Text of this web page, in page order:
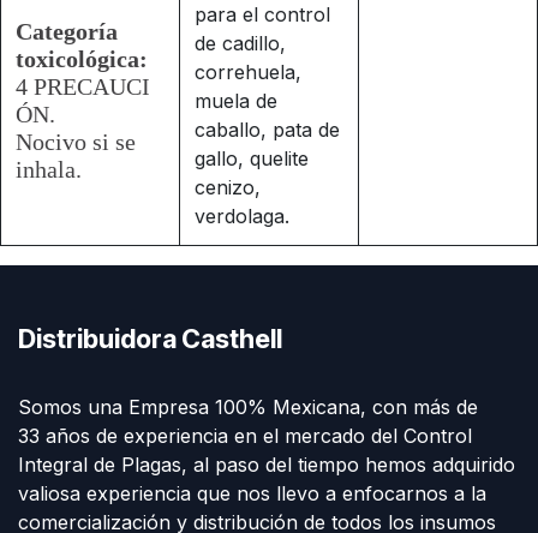
Categoría
toxicológica:
4 PRECAUCI
ÓN.
Nocivo si se
inhala.
para el control
de cadillo,
correhuela,
muela de
caballo, pata de
gallo, quelite
cenizo,
verdolaga.
Distribuidora Casthell
Somos una Empresa 100% Mexicana, con más de
33 años de experiencia en el mercado del Control
Integral de Plagas, al paso del tiempo hemos adquirido
valiosa experiencia que nos llevo a enfocarnos a la
comercialización y distribución de todos los insumos